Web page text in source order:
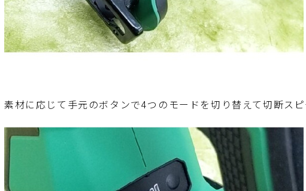
素材に応じて手元のボタンで4つのモードを切り替えて切断スピ